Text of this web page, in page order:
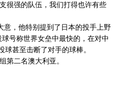
很强的队伍，我们打得也许有些
，他特别提到了日本的投手上野
号称世界女垒中最快的，在对中
甚至击断了对手的球棒。
二名澳大利亚。